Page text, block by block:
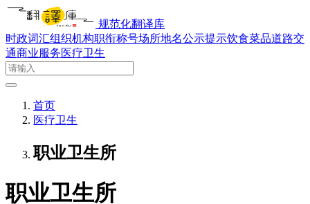
规范化翻译库
时政词汇组织机构职衔称号场所地名公示提示饮食菜品道路交
通商业服务医疗卫生
首页
医疗卫生
职业卫生所
职业卫生所